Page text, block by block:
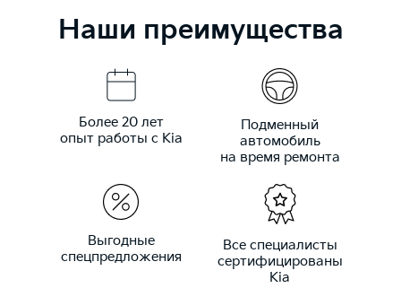
Наши преимущества
Более 20 лет
опыт работы с Kia
Подменный
автомобиль
на время ремонта
Выгодные
спецпредложения
Все специалисты
сертифицированы
Kia